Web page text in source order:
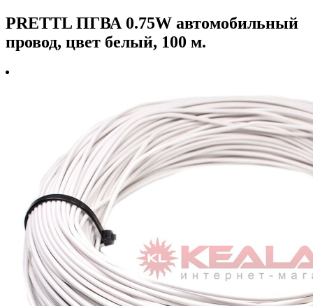
PRETTL ПГВА 0.75W автомобильный
провод, цвет белый, 100 м.